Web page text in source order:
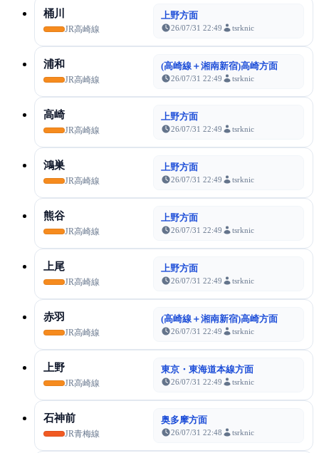
桶川
JR高崎線
上野方面
26/07/31 22:49 tsrknic
浦和
JR高崎線
(高崎線＋湘南新宿)高崎方面
26/07/31 22:49 tsrknic
高崎
JR高崎線
上野方面
26/07/31 22:49 tsrknic
鴻巣
JR高崎線
上野方面
26/07/31 22:49 tsrknic
熊谷
JR高崎線
上野方面
26/07/31 22:49 tsrknic
上尾
JR高崎線
上野方面
26/07/31 22:49 tsrknic
赤羽
JR高崎線
(高崎線＋湘南新宿)高崎方面
26/07/31 22:49 tsrknic
上野
JR高崎線
東京・東海道本線方面
26/07/31 22:49 tsrknic
石神前
JR青梅線
奥多摩方面
26/07/31 22:48 tsrknic